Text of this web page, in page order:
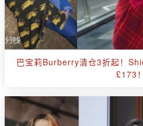
巴宝莉Burberry清仓3折起！
£173！